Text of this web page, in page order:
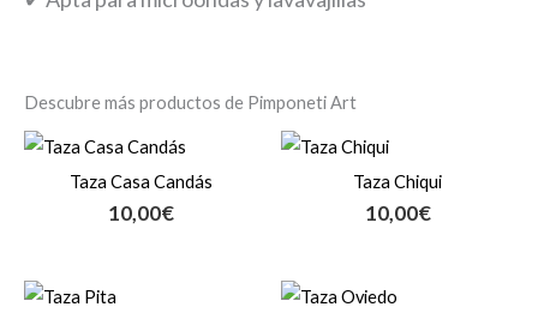
Descubre más productos de Pimponeti Art
Taza Casa Candás
10,00€
Taza Chiqui
10,00€